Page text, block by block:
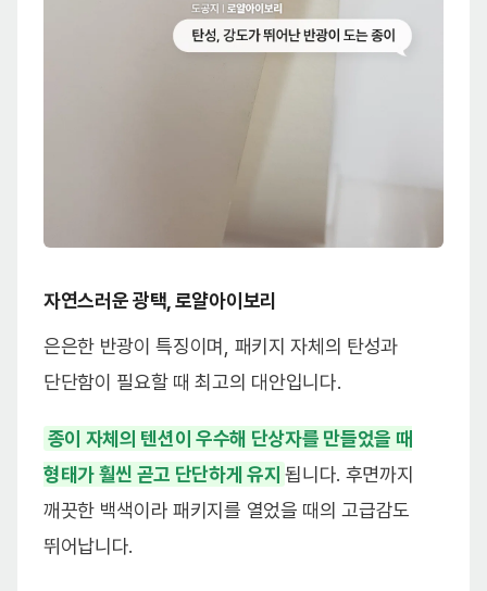
자연스러운 광택, 로얄아이보리
은은한 반광이 특징이며, 패키지 자체의 탄성과
단단함이 필요할 때 최고의 대안입니다.
종이 자체의 텐션이 우수해 단상자를 만들었을 때
형태가 훨씬 곧고 단단하게 유지 됩니다. 후면까지
깨끗한 백색이라 패키지를 열었을 때의 고급감도
뛰어납니다.